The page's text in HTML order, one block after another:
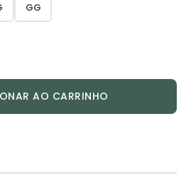
GG
AO CARRINHO